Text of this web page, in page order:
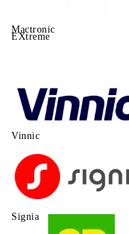
Mactronic
EXtreme
Vinnic
Signia